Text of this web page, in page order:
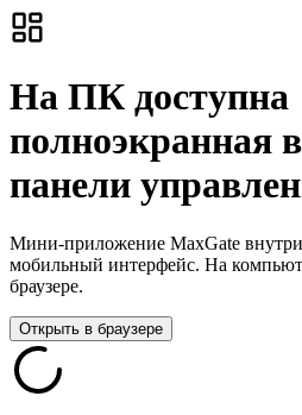
На ПК доступна
полноэкранная
панели
Мини-приложение MaxGate
мобильный интерфейс. На
браузере.
Открыть в браузере